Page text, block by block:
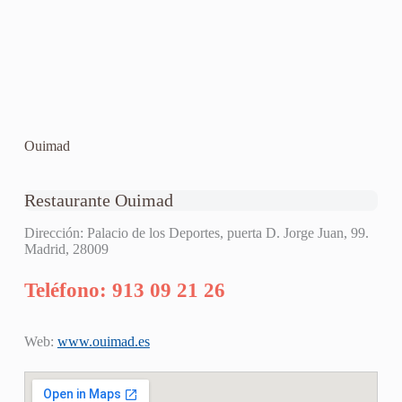
Ouimad
Restaurante Ouimad
Dirección: Palacio de los Deportes, puerta D. Jorge Juan, 99.
Madrid, 28009
Teléfono: 913 09 21 26
Web: www.ouimad.es